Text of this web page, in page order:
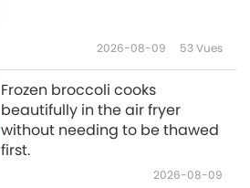
La vie du Seigneur Mahavira : La
sixième année de Sa pratique
spirituelle ascétique, partie 1/2
2026-08-09 53Vues
Frozen broccoli cooks
beautifully in the air fryer
without needing to be thawed
first.
2026-08-09